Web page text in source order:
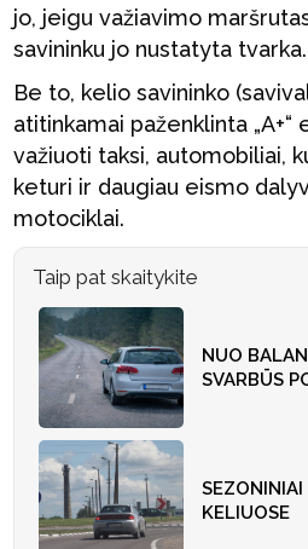
jo, jeigu važiavimo
savininku jo nustatyta tvarka.
Be to, kelio savininko
atitinkamai paženklinta
važiuoti taksi, automobiliai,
keturi ir daugiau eismo
motociklai.
Taip pat skaitykite
NUO
SVARBŪS
SEZONINIAI
KELIUOSE